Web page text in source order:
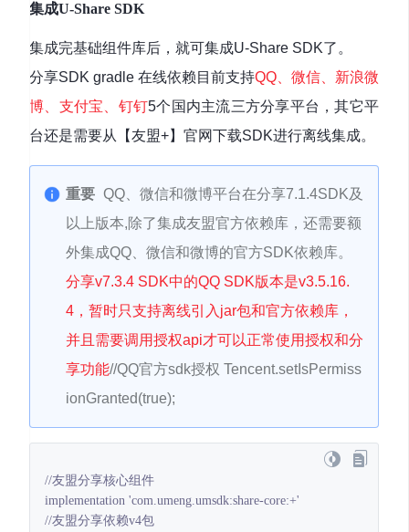
集成U-Share SDK
集成完基础组件库后，就可集成U-Share SDK了。
分享SDK gradle 在线依赖目前支持QQ、微信、新浪微
博、支付宝、钉钉5个国内主流三方分享平台，其它平
台还是需要从【友盟+】官网下载SDK进行离线集成。
重要 QQ、微信和微博平台在分享7.1.4SDK及
以上版本,除了集成友盟官方依赖库，还需要额
外集成QQ、微信和微博的官方SDK依赖库。
分享v7.3.4 SDK中的QQ SDK版本是v3.5.16.
4，暂时只支持离线引入jar包和官方依赖库，
并且需要调用授权api才可以正常使用授权和分
享功能//QQ官方sdk授权 Tencent.setIsPermiss
ionGranted(true);
//友盟分享核心组件
implementation 'com.umeng.umsdk:share-core:+'
//友盟分享依赖v4包